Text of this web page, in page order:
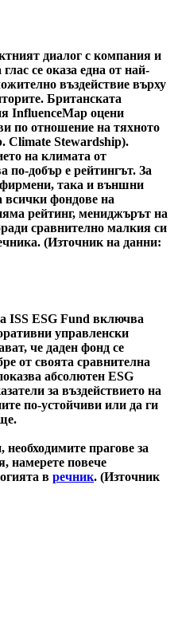
диалог с компания и
се оказа една от най-
въздействие върху
Британската
InfluenceMap оцени
по отношение на тяхното
Climate Stewardship).
на климата от
по-добър е рейтингът. За
фирмени, така и външни
всички фондове на
рейтинг, мениджърът на
сравнително малкия си
(Източник на данни:
ISS ESG Fund включва
управленски
че даден фонд се
от своята сравнителна
абсолютен ESG
за въздействието на
по-устойчиви или да ги
необходимите прагове за
намерете повече
в речник. (Източник